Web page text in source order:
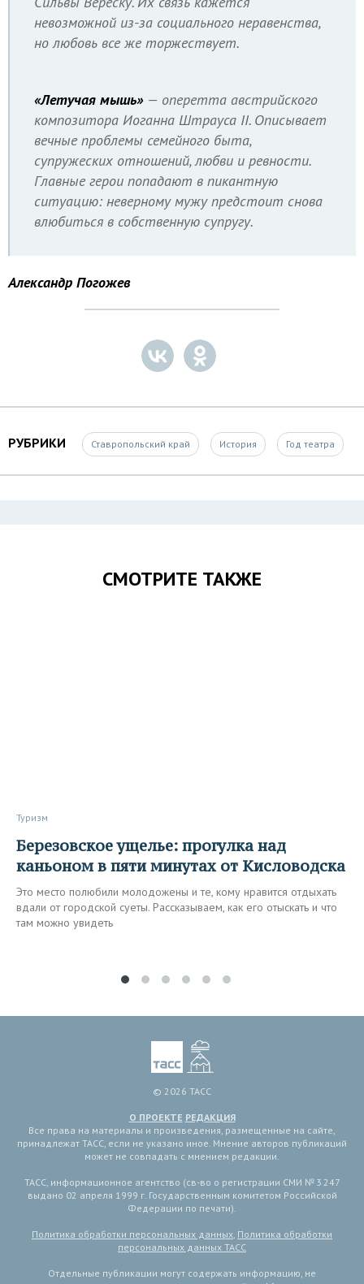
невозможной из-за социального неравенства,
но любовь все же торжествует.
«Летучая мышь»— оперетта австрийского
композитора Иоганна Штрауса II. Описывает
вечные проблемы семейного быта,
супружеских отношений, любви и ревности.
Главные герои попадают в пикантную
ситуацию: неверному мужу предстоит снова
влюбиться в собственную супругу.
Александр Погожев
РУБРИКИ Ставропольский край История Год театра
СМОТРИТЕ ТАКЖЕ
Туризм
Березовское ущелье: прогулка над
каньоном в пяти минутах от Кисловодска
Это место полюбили молодожены и те, кому нравится отдыхать
вдали от городской суеты. Рассказываем, как его отыскать и что
там можно увидеть
© 2026 ТАСС
О ПРОЕКТЕ РЕДАКЦИЯ
Все права на материалы и произведения, размещенные на сайте,
принадлежат ТАСС, если не указано иное. Мнение авторов публикаций
может не совпадать с мнением редакции.
ТАСС, информационное агентство (св-во о регистрации СМИ № 3 247
выдано 02 апреля 1999 г. Государственным комитетом Российской
Федерации по печати).
Политика обработки персональных данных Политика обработки
персональных данных ТАСС
Отдельные публикации могут содержать информацию, не